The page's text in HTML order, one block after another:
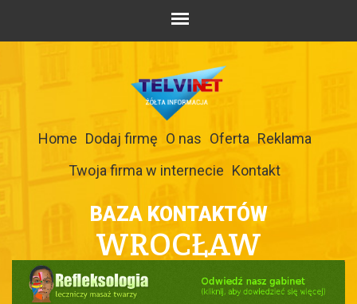
Home Dodaj firmę O nas Oferta Reklama
Twoja firma w internecie Kontakt
BAZA KONTAKTÓW
WROCŁAW